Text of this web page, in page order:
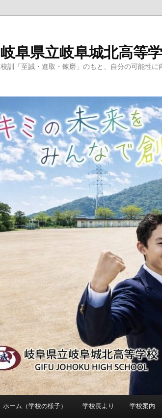
岐阜県立岐阜城北高等
校訓「至誠・進取・錬磨」のもと、自分の可能性に
メ
ホーム（学校の様子） 学校長より 学校案内